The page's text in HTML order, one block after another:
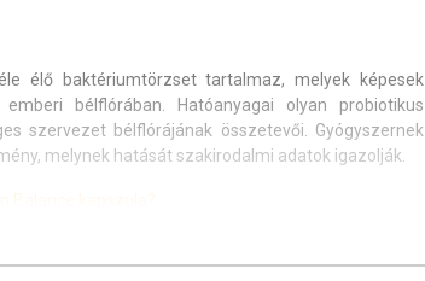
élő baktériumtörzset tartalmaz, melyek képesek
bélflórában. Hatóanyagai olyan probiotikus
szervezet bélflórájának összetevői. Gyógyszernek
melynek hatását szakirodalmi adatok igazolják.
(pl. antibiotikus kezelések idején és azt követően,